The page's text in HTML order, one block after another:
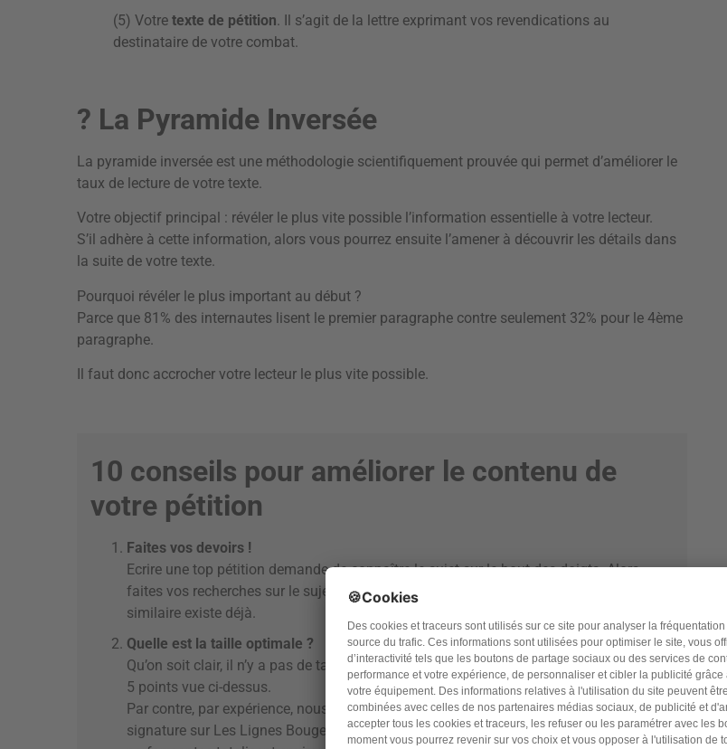
(5) Votre texte de pétition. Il s’agit de la lettre exprimant vos revendications au
destinataire de votre combat.
? La Pyramide Inversée
La pyramide inversée est une méthodologie scientifiquement prouvée qui permet d’améliorer le
taux de lecture de votre texte.
Votre objectif principal : révéler le plus vite possible l’information essentielle à votre lecteur.
S’il adhère à cette information, alors vous pourrez ensuite l’amener à découvrir les détails dans
la suite de votre texte.
Pourquoi révéler le plus important au début ?
Parce que 81% des internautes lisent le premier paragraphe contre seulement 32% pour le 4ème
paragraphe.
Il faut donc accrocher votre lecteur le plus vite possible.
10 conseils pour améliorer le contenu de
votre pétition
Faites vos devoirs !
Ecrire une top pétition demande de connaître le sujet sur le bout des doigts. Alors,
faites vos recherches sur le sujet, suivez l’actualité et surtout, regardez si une pétition
similaire existe déjà.
Quelle est la taille optimale ?
Qu’on soit clair, il n’y a pas de taille idéale. Le principal est de respecter la structure en
5 points vue ci-dessus.
Par contre, par expérience, nous observons que les pétitions qui récoltent le plus de
signature sur Les Lignes Bougent contiennent au minimum 3 paragraphes. Les plus